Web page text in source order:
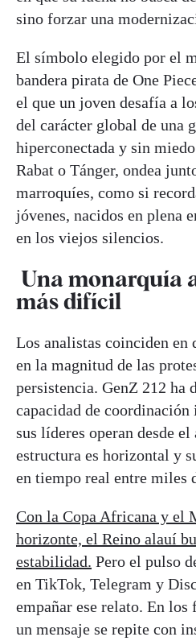
sino forzar una
El símbolo elegido por el
bandera pirata de One
el que un joven desafía a
del carácter global de una
hiperconectada y sin
Rabat o Tánger, ondea
marroquíes, como si
jóvenes, nacidos en plena
en los viejos silencios.
Una monarquía
más difícil
Los analistas coinciden en
en la magnitud de las
persistencia. GenZ 212 ha
capacidad de
sus líderes operan desde
estructura es horizontal y
en tiempo real entre miles
Con la Copa Africana y el
horizonte, el Reino alauí
estabilidad. Pero el pulso
en TikTok, Telegram y
empañar ese relato. En
un mensaje se repite con